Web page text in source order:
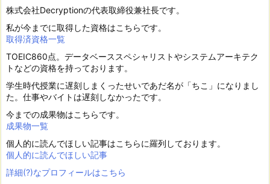
株式会社Decryptionの代表取締役兼社長です。
私が今までに取得した資格はこちらです。
取得済資格一覧
TOEIC860点。データベーススペシャリストやシステムアーキテク
トなどの資格を持っております。
学生時代授業に遅刻しまくったせいであだ名が「ちこ」になりまし
た。仕事やバイトは遅刻しなかったです。
今までの成果物はこちらです。
成果物一覧
個人的に読んでほしい記事はこちらに羅列しております。
個人的に読んでほしい記事
詳細(?)なプロフィールはこちら